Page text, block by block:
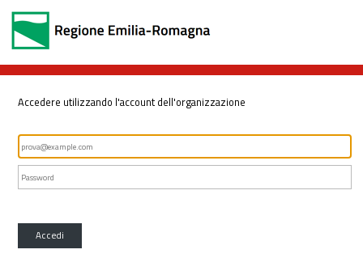
Accedere utilizzando l'account dell'organizzazione
Accedi